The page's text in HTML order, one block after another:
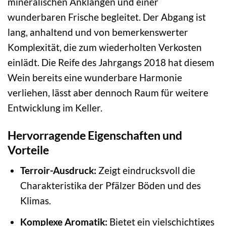
wunderbaren Frische begleitet. Der Abgang ist
lang, anhaltend und von bemerkenswerter
Komplexität, die zum wiederholten Verkosten
einlädt. Die Reife des Jahrgangs 2018 hat diesem
Wein bereits eine wunderbare Harmonie
verliehen, lässt aber dennoch Raum für weitere
Entwicklung im Keller.
Hervorragende Eigenschaften und
Vorteile
Terroir-Ausdruck: Zeigt eindrucksvoll die
Charakteristika der Pfälzer Böden und des
Klimas.
Komplexe Aromatik: Bietet ein vielschichtiges